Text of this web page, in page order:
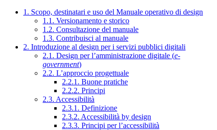
1. Scopo, destinatari e uso del Manuale operativo di design
1.1. Versionamento e storico
1.2. Consultazione del manuale
1.3. Contribuisci al manuale
2. Introduzione al design per i servizi pubblici digitali
2.1. Design per l’amministrazione digitale (e-
government)
2.2. L’approccio progettuale
2.2.1. Buone pratiche
2.2.2. Principi
2.3. Accessibilità
2.3.1. Definizione
2.3.2. Accessibilità by design
2.3.3. Principi per l’accessibilità